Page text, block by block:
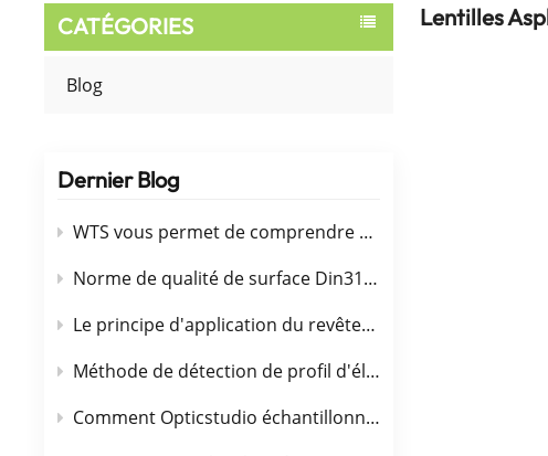
CATÉGORIES
Blog
Dernier Blog
WTS vous permet de comprendre 9 films optiques (revêtement)
Norme de qualité de surface Din3140
Le principe d'application du revêtement optique est brièvement décrit
Méthode de détection de profil d'élément optique asphérique
Comment Opticstudio échantillonne-t-il dans le calcul du front d'onde ?
Lentilles